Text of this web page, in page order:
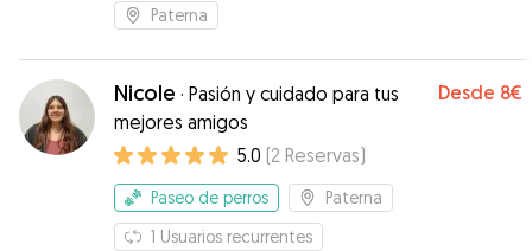
Paterna
Nicole · Pasión y cuidado para tus
mejores amigos
Desde 8€
5.0 (2 Reservas)
Paseo de perros
Paterna
1 Usuarios recurrentes